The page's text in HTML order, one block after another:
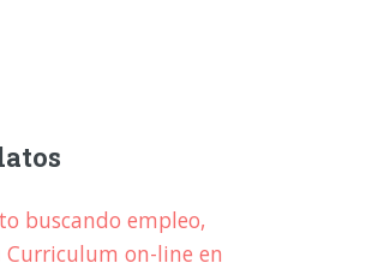
buscando empleo,
Curriculum on-line en